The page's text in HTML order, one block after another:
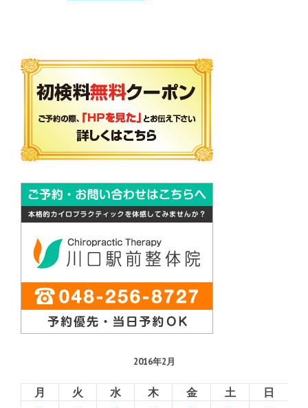
2016年2月
月 火 水 木 金 土 日